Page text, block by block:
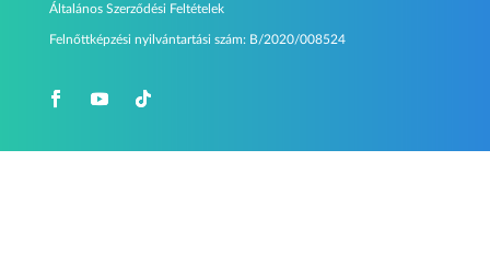
Általános Szerződési Feltételek
Felnőttképzési nyilvántartási szám:B/2020/008524